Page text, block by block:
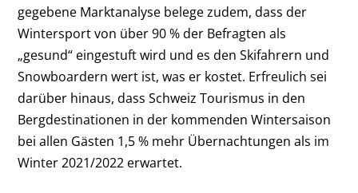
gegebene Marktanalyse belege zudem, dass der
Wintersport von über 90 % der Befragten als
„gesund“ eingestuft wird und es den Skifahrern und
Snowboardern wert ist, was er kostet. Erfreulich sei
darüber hinaus, dass Schweiz Tourismus in den
Bergdestinationen in der kommenden Wintersaison
bei allen Gästen 1,5 % mehr Übernachtungen als im
Winter 2021/2022 erwartet.